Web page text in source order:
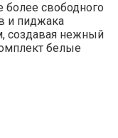
свободного
и пиджака
создавая нежный
белые